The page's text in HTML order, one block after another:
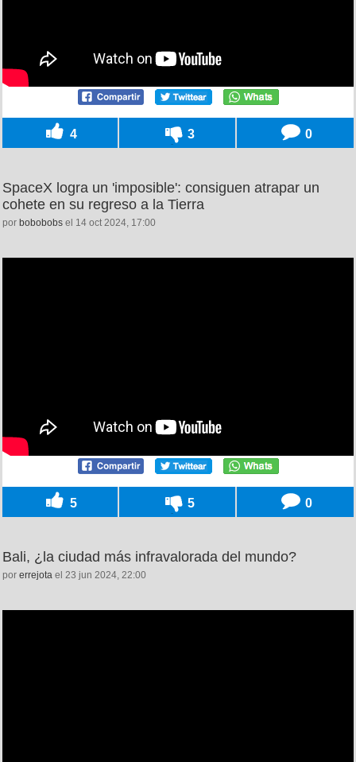
4 3 0
SpaceX logra un 'imposible': consiguen atrapar un
cohete en su regreso a la Tierra
por bobobobs el 14 oct 2024, 17:00
5 5 0
Bali, ¿la ciudad más infravalorada del mundo?
por errejota el 23 jun 2024, 22:00